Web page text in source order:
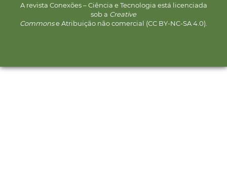
A revista Conexões – Ciência e Tecnologia está licenciada
sob a Creative
Commonse Atribuição não comercial (CC BY-NC-SA 4.0).